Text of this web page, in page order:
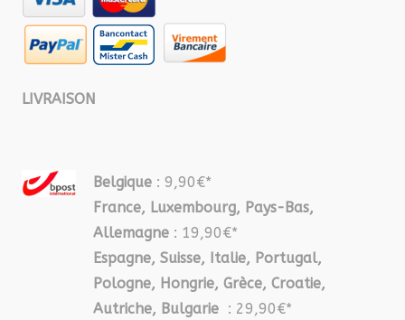
LIVRAISON
Belgique : 9,90€*
France, Luxembourg, Pays-Bas,
Allemagne : 19,90€*
Espagne, Suisse, Italie, Portugal,
Pologne, Hongrie, Grèce, Croatie,
Autriche, Bulgarie : 29,90€*